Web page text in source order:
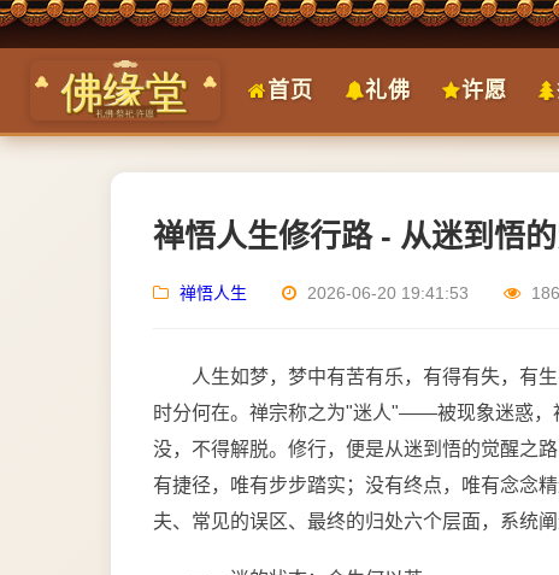
首页 礼佛 许愿
禅悟人生修行路 - 从迷到悟
禅悟人生 2026-06-20 19:41:53
人生如梦，梦中有苦有乐，有得有失，有
时分何在。禅宗称之为"迷人"——被现象迷惑，
没，不得解脱。修行，便是从迷到悟的觉醒之
有捷径，唯有步步踏实；没有终点，唯有念念
夫、常见的误区、最终的归处六个层面，系统阐